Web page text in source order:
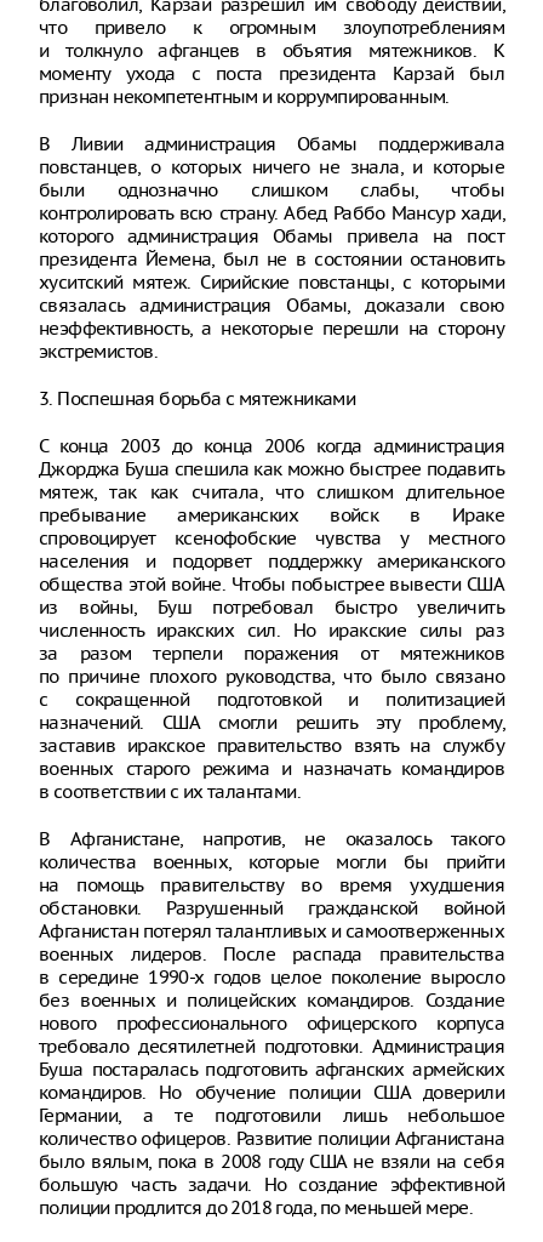
что привело к огромным злоупотреблениям
и толкнуло афганцев в объятия мятежников. К
моменту ухода с поста президента Карзай был
признан некомпетентным и коррумпированным.
В Ливии администрация Обамы поддерживала
повстанцев, о которых ничего не знала, и которые
были однозначно слишком слабы, чтобы
контролировать всю страну. Абед Раббо Мансур хади,
которого администрация Обамы привела на пост
президента Йемена, был не в состоянии остановить
хуситский мятеж. Сирийские повстанцы, с которыми
связалась администрация Обамы, доказали свою
неэффективность, а некоторые перешли на сторону
экстремистов.
3. Поспешная борьба с мятежниками
С конца 2003 до конца 2006 когда администрация
Джорджа Буша спешила как можно быстрее подавить
мятеж, так как считала, что слишком длительное
пребывание американских войск в Ираке
спровоцирует ксенофобские чувства у местного
населения и подорвет поддержку американского
общества этой войне. Чтобы побыстрее вывести США
из войны, Буш потребовал быстро увеличить
численность иракских сил. Но иракские силы раз
за разом терпели поражения от мятежников
по причине плохого руководства, что было связано
с сокращенной подготовкой и политизацией
назначений. США смогли решить эту проблему,
заставив иракское правительство взять на службу
военных старого режима и назначать командиров
в соответствии с их талантами.
В Афганистане, напротив, не оказалось такого
количества военных, которые могли бы прийти
на помощь правительству во время ухудшения
обстановки. Разрушенный гражданской войной
Афганистан потерял талантливых и самоотверженных
военных лидеров. После распада правительства
в середине 1990-х годов целое поколение выросло
без военных и полицейских командиров. Создание
нового профессионального офицерского корпуса
требовало десятилетней подготовки. Администрация
Буша постаралась подготовить афганских армейских
командиров. Но обучение полиции США доверили
Германии, а те подготовили лишь небольшое
количество офицеров. Развитие полиции Афганистана
было вялым, пока в 2008 году США не взяли на себя
большую часть задачи. Но создание эффективной
полиции продлится до 2018 года, по меньшей мере.